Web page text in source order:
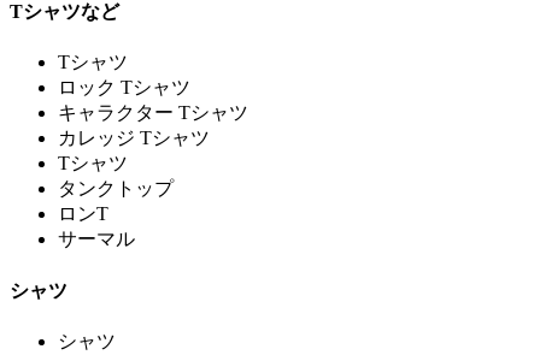
Tシャツなど
Tシャツ
ロック Tシャツ
キャラクター Tシャツ
カレッジ Tシャツ
Tシャツ
タンクトップ
ロンT
サーマル
シャツ
シャツ